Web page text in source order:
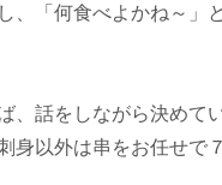
、「何食べよかね～」
、話をしながら決め
身以外は串をお任せで